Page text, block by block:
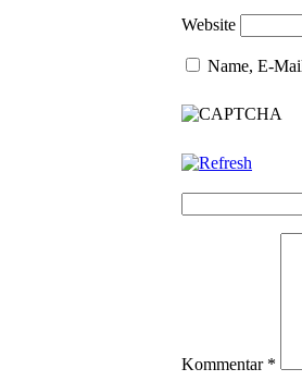
Website
Name, E-
Kommentar *